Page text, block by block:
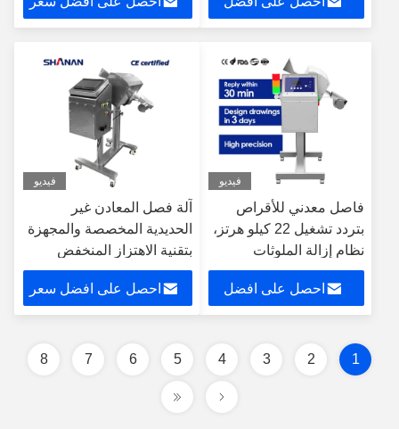
المخصص لتصنيع الأقراص
للمعادن غير الحديدية
فيديو
فاصل معدني للأقراص
بتردد تشغيل 22 كيلو هرتز،
نظام إزالة الملوثات
المعدنية بوضع التشغيل
التلقائي ODM للأقراصاحصل على افضل
فيديو
آلة فصل المعادن غير
الحديدية المخصصة والمجهزة
بتقنية الاهتزاز المنخفض
لضمان الفرز ومعالجة
المعادناحصل على افضل سعر
1
2
3
4
5
6
7
8